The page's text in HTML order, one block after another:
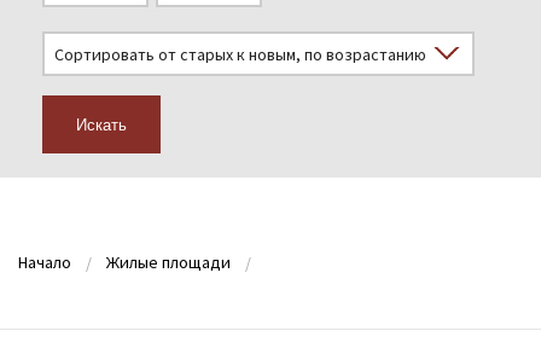
Искать
Начало Жилые площади